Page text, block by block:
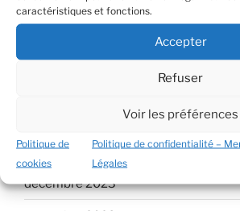
caractéristiques et fonctions.
Accepter
Refuser
Voir les préférences
Politique de
cookies
Politique de confidentialité –
Légales
mai 2024
janvier 2024
décembre 2023